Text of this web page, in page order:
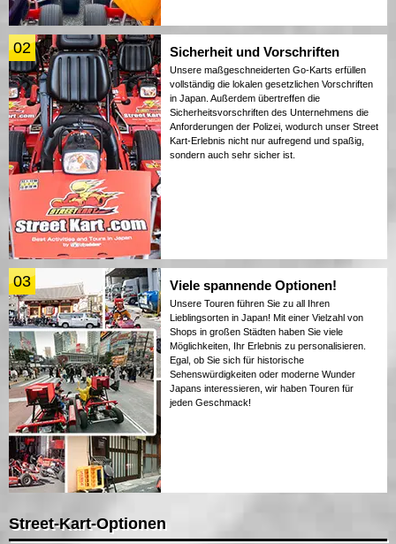
02 Sicherheit und Vorschriften
Unsere maßgeschneiderten Go-Karts erfüllen
vollständig die lokalen gesetzlichen Vorschriften
in Japan. Außerdem übertreffen die
Sicherheitsvorschriften des Unternehmens die
Anforderungen der Polizei, wodurch unser Street
Kart-Erlebnis nicht nur aufregend und spaßig,
sondern auch sehr sicher ist.
03 Viele spannende Optionen!
Unsere Touren führen Sie zu all Ihren
Lieblingsorten in Japan! Mit einer Vielzahl von
Shops in großen Städten haben Sie viele
Möglichkeiten, Ihr Erlebnis zu personalisieren.
Egal, ob Sie sich für historische
Sehenswürdigkeiten oder moderne Wunder
Japans interessieren, wir haben Touren für
jeden Geschmack!
Street-Kart-Optionen